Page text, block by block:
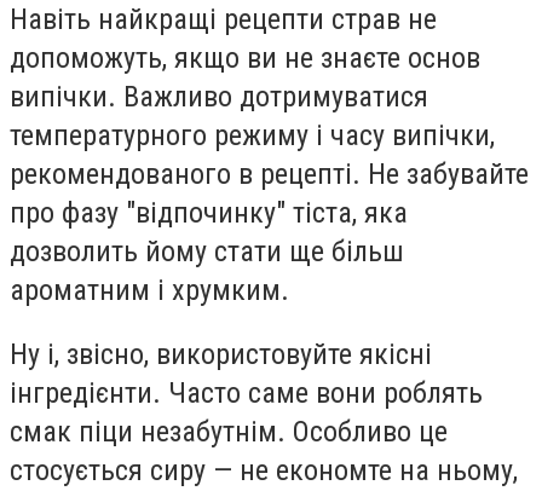
Навіть найкращі рецепти страв не
допоможуть, якщо ви не знаєте основ
випічки. Важливо дотримуватися
температурного режиму і часу випічки,
рекомендованого в рецепті. Не забувайте
про фазу "відпочинку" тіста, яка
дозволить йому стати ще більш
ароматним і хрумким.
Ну і, звісно, використовуйте якісні
інгредієнти. Часто саме вони роблять
смак піци незабутнім. Особливо це
стосується сиру — не економте на ньому,